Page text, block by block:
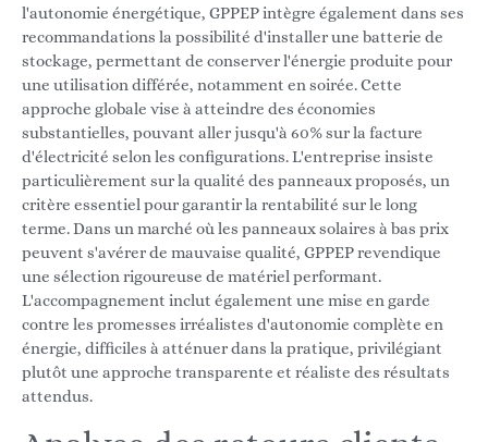
l'autonomie énergétique, GPPEP intègre également dans ses
recommandations la possibilité d'installer une batterie de
stockage, permettant de conserver l'énergie produite pour
une utilisation différée, notamment en soirée. Cette
approche globale vise à atteindre des économies
substantielles, pouvant aller jusqu'à 60% sur la facture
d'électricité selon les configurations. L'entreprise insiste
particulièrement sur la qualité des panneaux proposés, un
critère essentiel pour garantir la rentabilité sur le long
terme. Dans un marché où les panneaux solaires à bas prix
peuvent s'avérer de mauvaise qualité, GPPEP revendique
une sélection rigoureuse de matériel performant.
L'accompagnement inclut également une mise en garde
contre les promesses irréalistes d'autonomie complète en
énergie, difficiles à atténuer dans la pratique, privilégiant
plutôt une approche transparente et réaliste des résultats
attendus.